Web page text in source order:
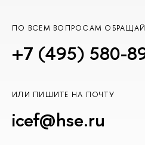
ПО ВСЕМ ВОПРОСАМ
+7 (495) 580-
ИЛИ ПИШИТЕ НА ПОЧТУ
icef@hse.ru